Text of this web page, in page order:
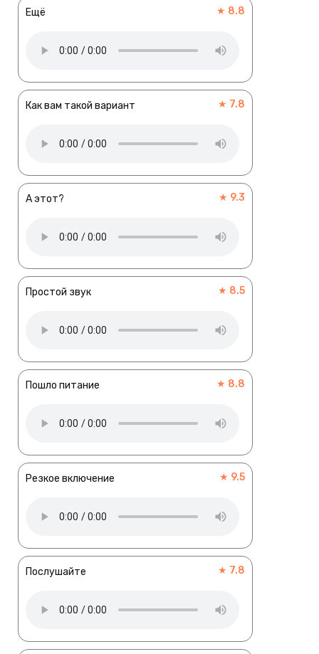
Ещё ★ 8.8
Как вам такой вариант ★ 7.8
А этот? ★ 9.3
Простой звук ★ 8.5
Пошло питание ★ 8.8
Резкое включение ★ 9.5
Послушайте ★ 7.8